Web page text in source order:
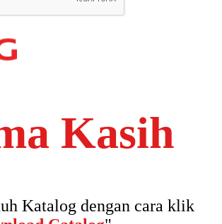
Kasih
Katalog dengan cara klik